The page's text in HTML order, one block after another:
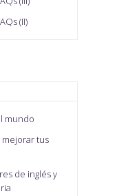
(II)
mundo
mejorar tus
de inglés y